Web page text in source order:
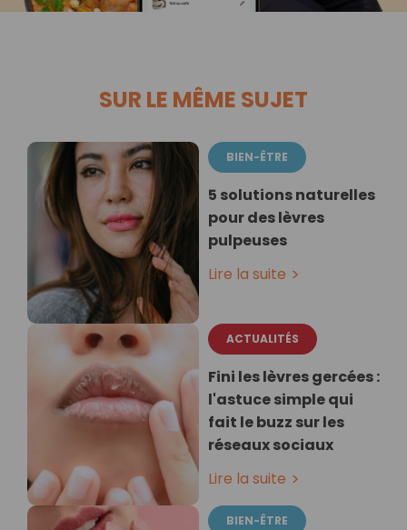
SUR LE MÊME SUJET
BIEN-ÊTRE
5 solutions naturelles
pour des lèvres
pulpeuses
Lire la suite
ACTUALITÉS
Fini les lèvres gercées :
l'astuce simple qui
fait le buzz sur les
réseaux sociaux
Lire la suite
BIEN-ÊTRE